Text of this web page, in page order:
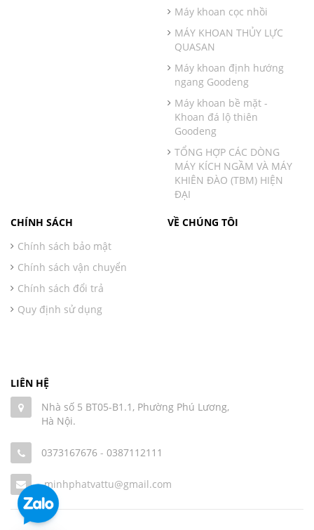
Máy khoan cọc nhồi
MÁY KHOAN THỦY LỰC
QUASAN
Máy khoan định hướng
ngang Goodeng
Máy khoan bề mặt -
Khoan đá lộ thiên
Goodeng
TỔNG HỢP CÁC DÒNG
MÁY KÍCH NGẦM VÀ MÁY
KHIÊN ĐÀO (TBM) HIỆN
ĐẠI
CHÍNH SÁCH
Chính sách bảo mật
Chính sách vận chuyển
Chính sách đổi trả
Quy định sử dụng
VỀ CHÚNG TÔI
LIÊN HỆ
Nhà số 5 BT05-B1.1, Phường Phú Lương,
Hà Nội.
0373167676 - 0387112111
minhphatvattu@gmail.com